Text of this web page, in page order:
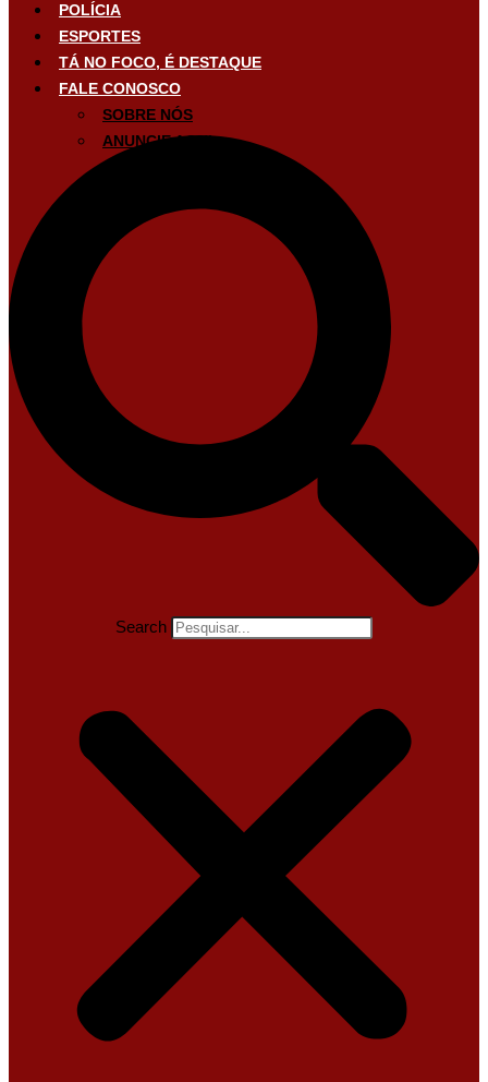
POLÍCIA
ESPORTES
TÁ NO FOCO, É DESTAQUE
FALE CONOSCO
SOBRE NÓS
ANUNCIE AQUI
Search